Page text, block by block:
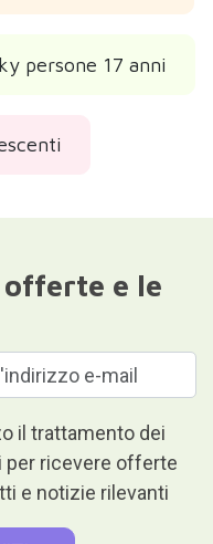
persone 17 anni
e le
il trattamento dei
per ricevere offerte
e notizie rilevanti